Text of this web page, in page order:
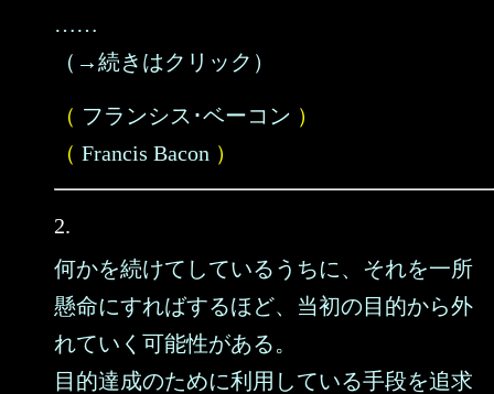
……
（→続きはクリック）
（ フランシス･ベーコン ）
（ Francis Bacon ）
2.
何かを続けてしているうちに、それを一所
懸命にすればするほど、当初の目的から外
れていく可能性がある。
目的達成のために利用している手段を追求